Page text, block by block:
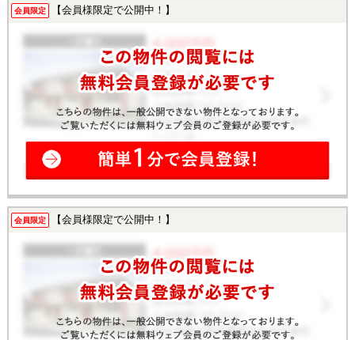
会員限定 【会員様限定で公開中！】
会員限定 【会員様限定で公開中！】